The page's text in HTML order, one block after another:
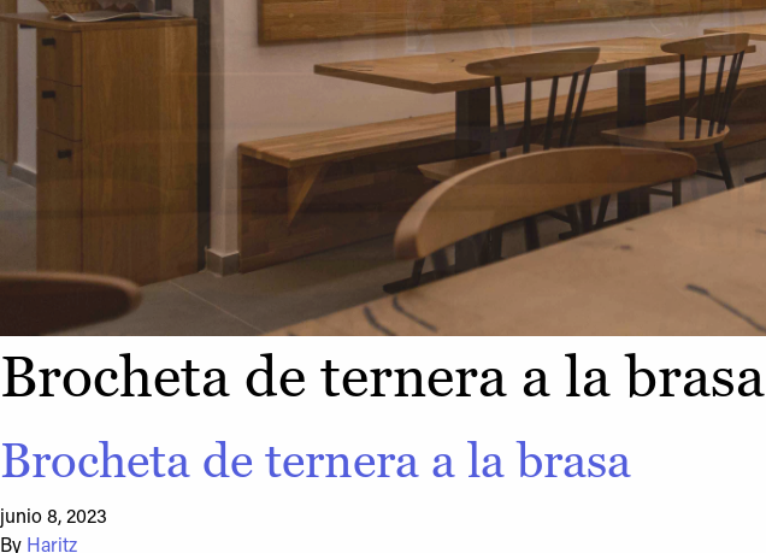
Brocheta de ternera a la brasa
Brocheta de ternera a la brasa
junio 8, 2023
By Haritz